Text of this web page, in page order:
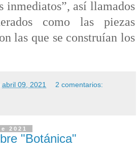
inmediatos”, así llamados
como las piezas
las que se construían los
abril 09, 2021 2 comentarios:
2021
"Botánica"